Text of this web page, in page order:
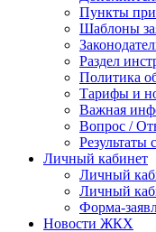
Пункты
Шаблоны
Раздел
Политика
Тарифы и
Важная
Вопрос /
Результаты
Личный кабинет
Личный
Личный
Форма-
Новости ЖКХ